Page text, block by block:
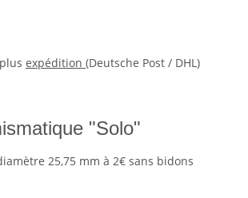
expédition (Deutsche Post / DHL)
"Solo"
25,75 mm à 2€ sans bidons